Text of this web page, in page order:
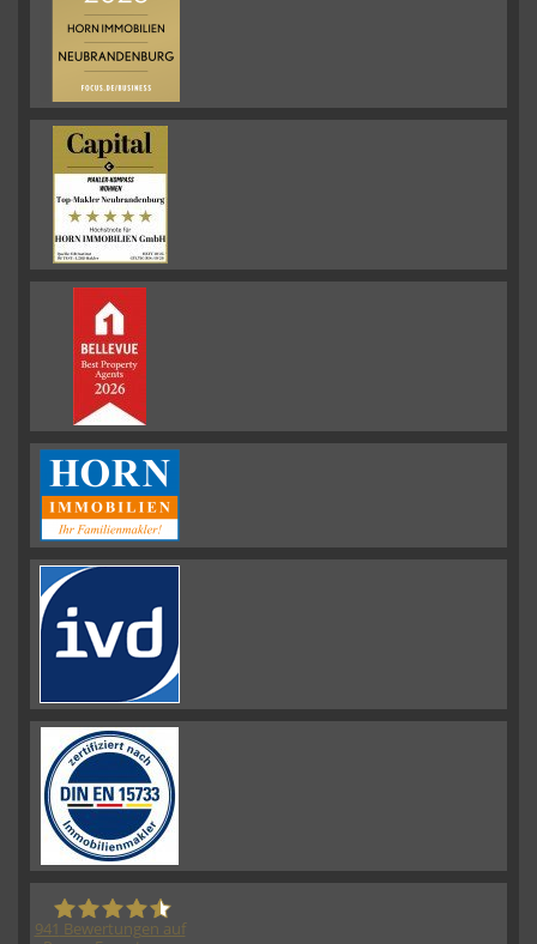
941 Bewertungen auf